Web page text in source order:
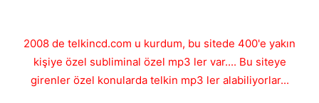
2008 de telkincd.com u kurdum, bu sitede 400'e yakın
kişiye özel subliminal özel mp3 ler var.... Bu siteye
girenler özel konularda telkin mp3 ler alabiliyorlar...